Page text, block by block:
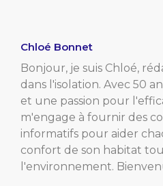
Chloé Bonnet
Bonjour, je suis Chloé,
dans l'isolation. Avec 50
et une passion pour
m'engage à fournir des
informatifs pour aider
confort de son habitat
l'environnement.